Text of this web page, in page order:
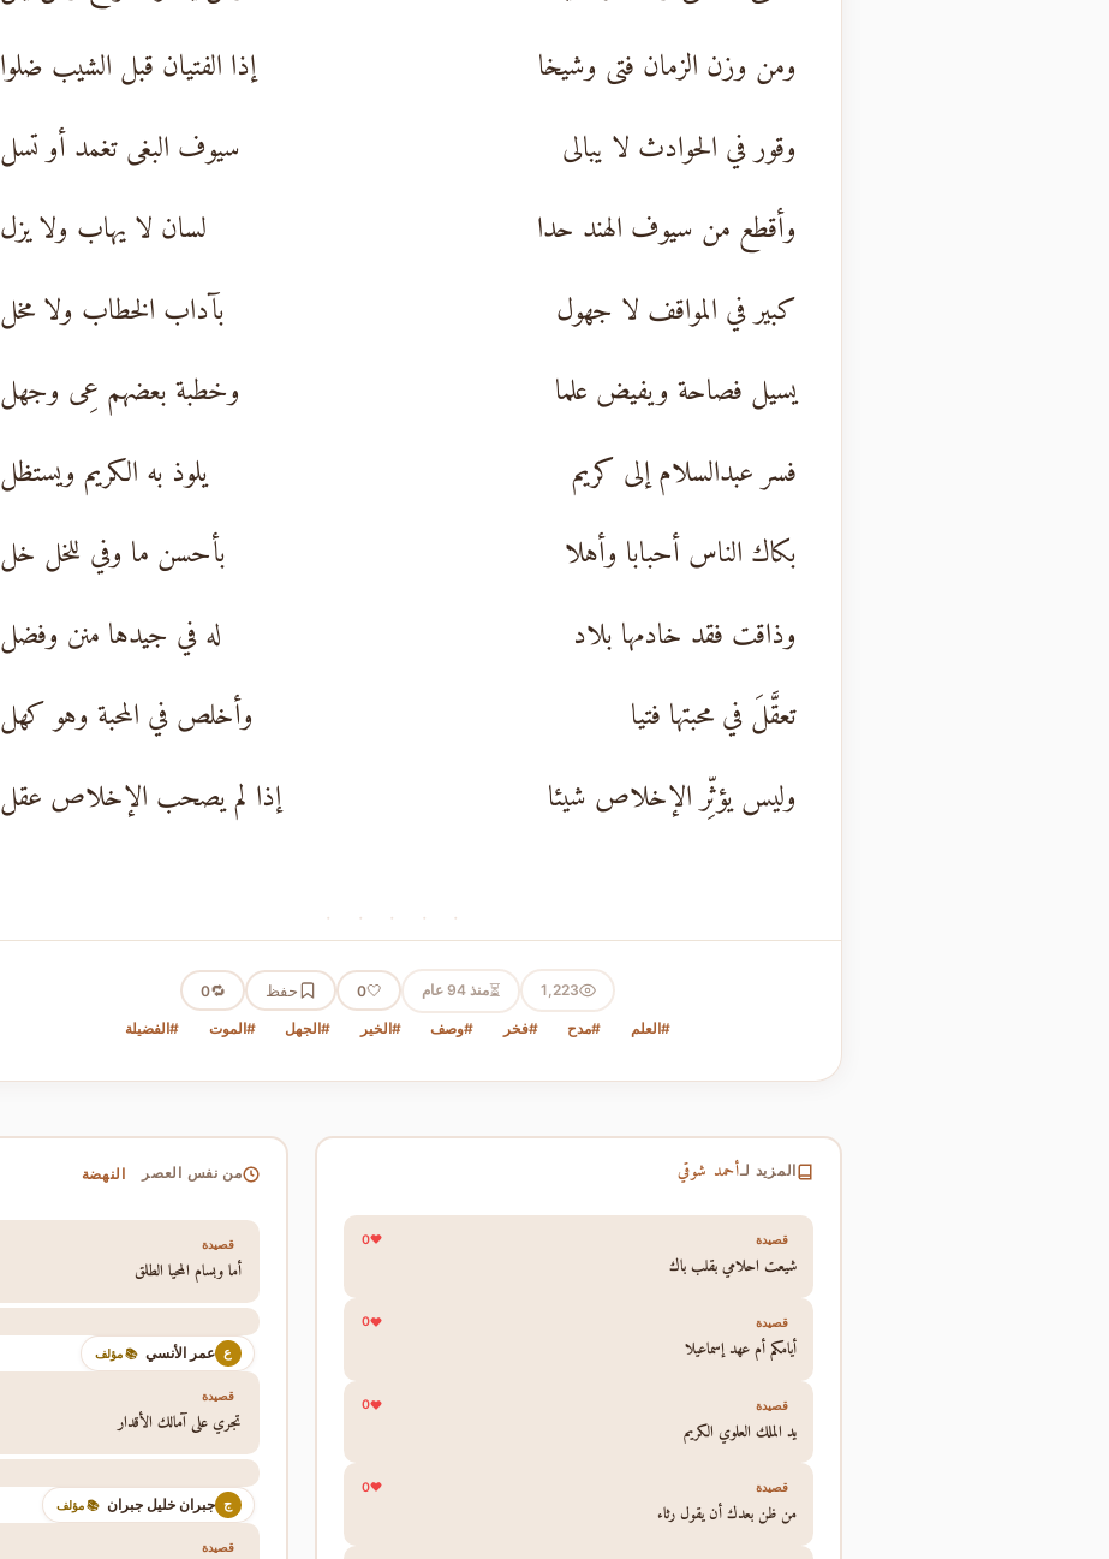
ومن وزن الزمان فتى وشيخا
إذا الفتيان قبل الشيب ضلوا
وقور في الحوادث لا يبالى
سيوف البغى تغمد أو تسل
وأقطع من سيوف الهند حدا
لسان لا يهاب ولا يزل
كبير في المواقف لا جهول
بآداب الخطاب ولا مخل
يسيل فصاحة ويفيض علما
وخطبة بعضهم عِى وجهل
فسر عبدالسلام إلى كريم
يلوذ به الكريم ويستظل
بكاك الناس أحبابا وأهلا
بأحسن ما وفي للخل خل
وذاقت فقد خادمها بلاد
له في جيدها منن وفضل
تعقَّلَ في محبتها فتيا
وأخلص في المحبة وهو كهل
وليس يؤثِّر الإخلاص شيئا
إذا لم يصحب الإخلاص عقل
· · · · ·
1,223
⏳منذ 94 عام 🤍
0 حفظ 🔁
0
#العلم #مدح #فخر #وصف #الخير #الجهل #الموت #الفضيلة
المزيد لـأحمد شوقي
قصيدة 0
شيعت احلامي بقلب باك
قصيدة 0
أيامكم أم عهد إسماعيلا
قصيدة 0
يد الملك العلوي الكريم
قصيدة 0
من ظن بعدك أن يقول رثاء
من نفس العصر النهضة
قصيدة
أما وبسام المحيا الطلق
ع عمر الأنسي 📚 مؤلف
قصيدة
تجري على آمالك الأقدار
ج جبران خليل جبران 📚 مؤلف
قصيدة